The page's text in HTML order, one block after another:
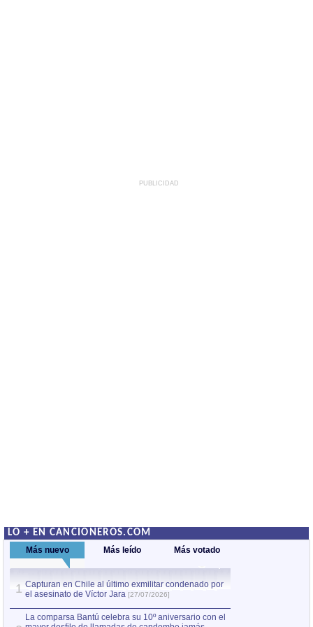
PUBLICIDAD
LO + EN CANCIONEROS.COM
Más nuevo Más leído Más votado
1 Capturan en Chile al último exmilitar condenado por
el asesinato de Víctor Jara [27/07/2026]
La comparsa Bantú celebra su 10º aniversario con el